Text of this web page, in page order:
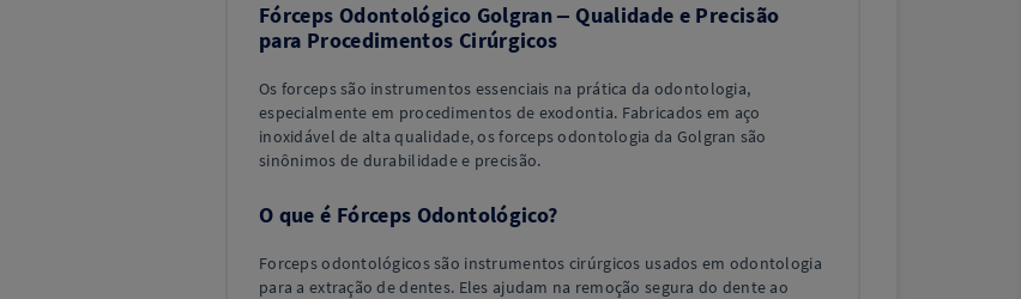
Fórceps Odontológico Golgran – Qualidade e Precisão
para Procedimentos Cirúrgicos
Os forceps são instrumentos essenciais na prática da odontologia,
especialmente em procedimentos de exodontia. Fabricados em aço
inoxidável de alta qualidade, os forceps odontologia da Golgran são
sinônimos de durabilidade e precisão.
O que é Fórceps Odontológico?
Forceps odontológicos são instrumentos cirúrgicos usados em odontologia
para a extração de dentes. Eles ajudam na remoção segura do dente ao